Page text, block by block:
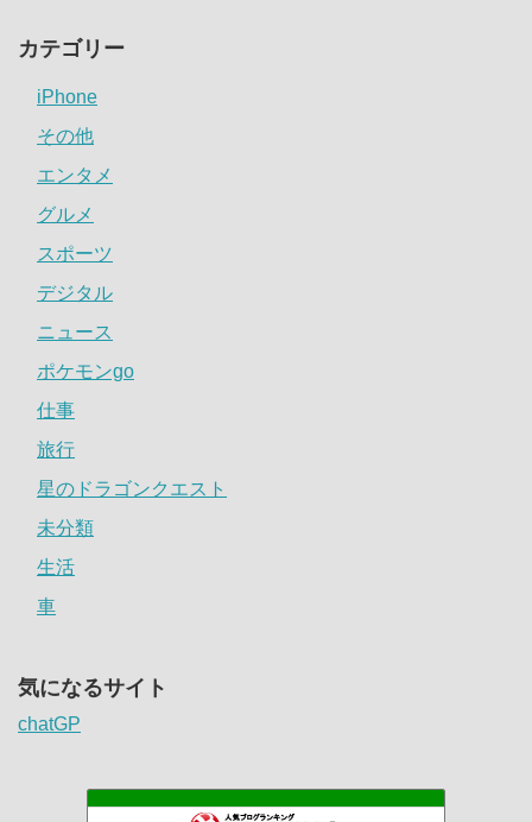
カテゴリー
iPhone
その他
エンタメ
グルメ
スポーツ
デジタル
ニュース
ポケモンgo
仕事
旅行
星のドラゴンクエスト
未分類
生活
車
気になるサイト
chatGP